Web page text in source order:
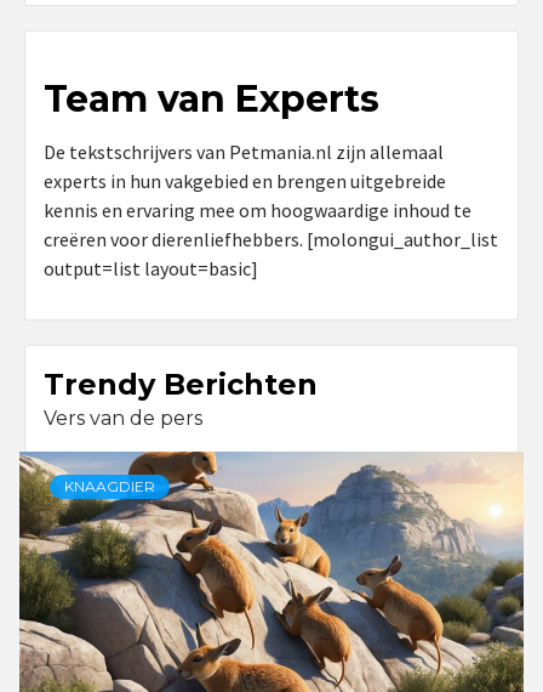
Team van Experts
De tekstschrijvers van Petmania.nl zijn allemaal
experts in hun vakgebied en brengen uitgebreide
kennis en ervaring mee om hoogwaardige inhoud te
creëren voor dierenliefhebbers. [molongui_author_list
output=list layout=basic]
Trendy Berichten
Vers van de pers
KNAAGDIER